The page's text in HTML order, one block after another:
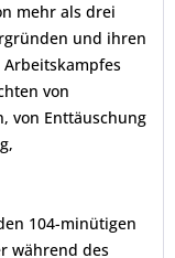
mehr als drei
und ihren
von
von Enttäuschung
104-minütigen
während des